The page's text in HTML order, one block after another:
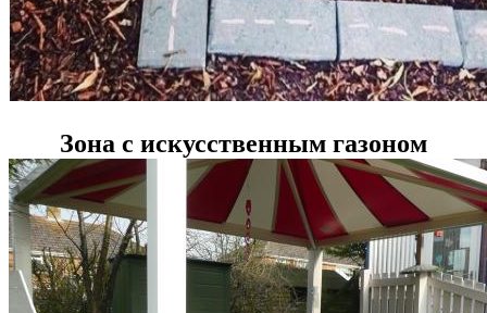
Зона с искусственным газоном